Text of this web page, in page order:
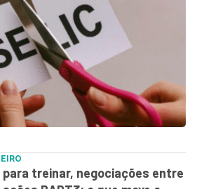
treinar, negociações entre